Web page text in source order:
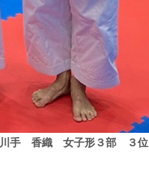
川手 香織 女子形３部 ３位